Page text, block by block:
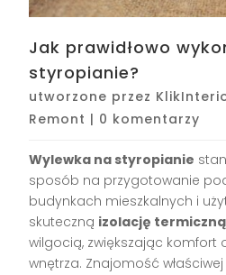
Jak prawidłowo
styropianie?
utworzone przez
Remont | 0 komentarzy
Wylewka na styropianie
sposób na przygotowanie
budynkach mieszkalnych i
skuteczną izolację termiczną
wilgocią, zwiększając komfort
wnętrza. Znajomość